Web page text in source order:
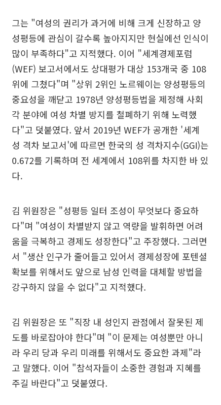
그는 "여성의 권리가 과거에 비해 크게 신장하고 양
성평등에 관심이 갈수록 높아지지만 현실에선 인식이
많이 부족하다"고 지적했다. 이어 "세계경제포럼
(WEF) 보고서에서도 상대평가 대상 153개국 중 108
위에 그쳤다"며 "상위 2위인 노르웨이는 양성평등의
중요성을 깨닫고 1978년 양성평등법을 제정해 사회
각 분야에 여성 차별 방지를 철폐하기 위해 노력했
다"고 덧붙였다. 앞서 2019년 WEF가 공개한 '세계
성 격차 보고서'에 따르면 한국의 성 격차지수(GGI)는
0.672를 기록하며 전 세계에서 108위를 차지한 바 있
다.
김 위원장은 "성평등 일터 조성이 무엇보다 중요하
다"며 "여성이 차별받지 않고 역량을 발휘하면 어려
움을 극복하고 경제도 성장한다"고 주장했다. 그러면
서 "생산 인구가 줄어들고 있어서 경제성장에 포텐셜
확보를 위해서도 앞으로 남성 인력을 대체할 방법을
강구하지 않을 수 없다"고 지적했다.
김 위원장은 또 "직장 내 성인지 관점에서 잘못된 제
도를 바로잡아야 한다"며 "이 문제는 여성뿐만 아니
라 우리 당과 우리 미래를 위해서도 중요한 과제"라
고 말했다. 이어 "참석자들이 소중한 경험과 지혜를
주길 바란다"고 덧붙였다.